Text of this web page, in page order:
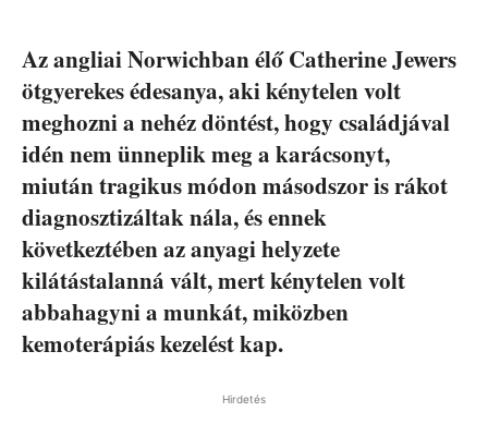
Az angliai Norwichban élő Catherine Jewers
ötgyerekes édesanya, aki kénytelen volt
meghozni a nehéz döntést, hogy családjával
idén nem ünneplik meg a karácsonyt,
miután tragikus módon másodszor is rákot
diagnosztizáltak nála, és ennek
következtében az anyagi helyzete
kilátástalanná vált, mert kénytelen volt
abbahagyni a munkát, miközben
kemoterápiás kezelést kap.
Hirdetés